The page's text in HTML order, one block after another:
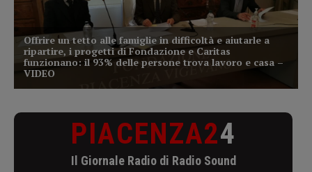
PIACENZA24
Il Giornale Radio di Radio Sound